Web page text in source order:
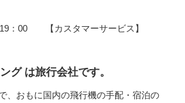
：00 【カスタマーサービス】
グ は旅行会社です。
、おもに国内の飛行機の手配・宿泊の